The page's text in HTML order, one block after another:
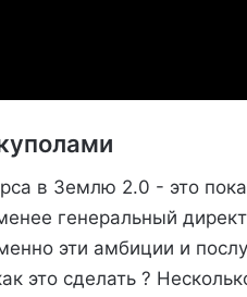
в Землю 2.0 - это
генеральный
эти амбиции и
это сделать ?